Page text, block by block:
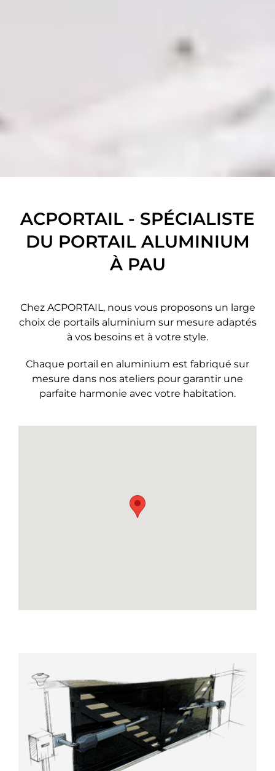
ACPORTAIL - SPÉCIALISTE
DU PORTAIL ALUMINIUM
À PAU
Chez ACPORTAIL, nous vous proposons un large
choix de portails aluminium sur mesure adaptés
à vos besoins et à votre style.
Chaque portail en aluminium est fabriqué sur
mesure dans nos ateliers pour garantir une
parfaite harmonie avec votre habitation.